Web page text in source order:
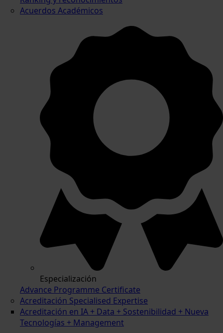
Acuerdos Académicos
Especialización
Advance Programme Certificate
Acreditación Specialised Expertise
Acreditación en IA + Data + Sostenibilidad + Nueva
Tecnologías + Management